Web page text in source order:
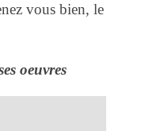
vous bien, le
oeuvres